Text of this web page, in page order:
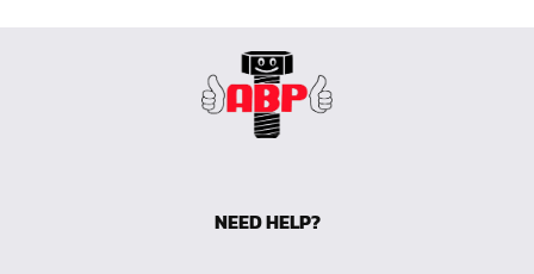
NEED HELP?